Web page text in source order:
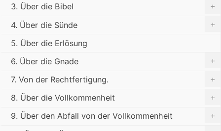
3. Über die Bibel
+
4. Über die Sünde
+
5. Über die Erlösung
6. Über die Gnade
+
7. Von der Rechtfertigung.
+
8. Über die Vollkommenheit
+
9. Über den Abfall von der Vollkommenheit
+